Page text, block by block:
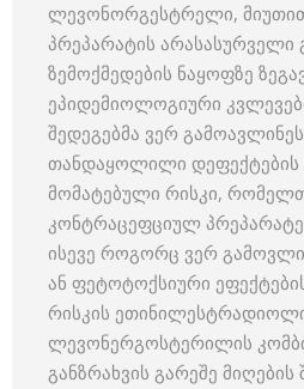
ლევონორგესტრელი,
პრეპარატის არასასურველი
ზემოქმედების ნაყოფზე
ეპიდემიოლოგიური
შედეგებმა ვერ გამოავლინეს
თანდაყოლილი დეფექტების
მომატებული რისკი,
კონტრაცეფციულ
ისევე როგორც ვერ
ან ფეტოტოქსიური
რისკის
ლევონერგოსტერილის
განზრახვის გარეშე მიღების